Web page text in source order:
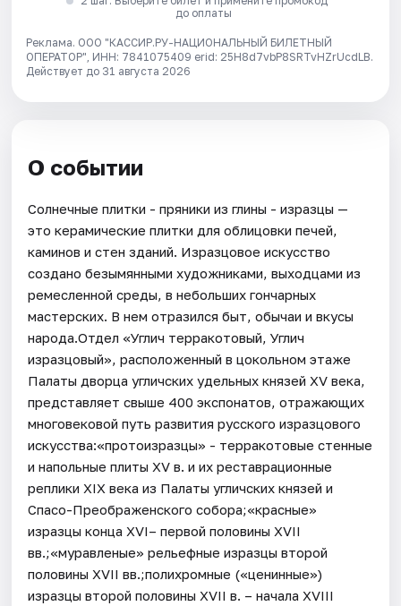
до оплаты
Реклама. ООО "КАССИР.РУ-НАЦИОНАЛЬНЫЙ БИЛЕТНЫЙ
ОПЕРАТОР", ИНН: 7841075409 erid: 25H8d7vbP8SRTvHZrUcdLB.
Действует до 31 августа 2026
О событии
Солнечные плитки - пряники из глины - изразцы —
это керамические плитки для облицовки печей,
каминов и стен зданий. Изразцовое искусство
создано безымянными художниками, выходцами из
ремесленной среды, в небольших гончарных
мастерских. В нем отразился быт, обычаи и вкусы
народа.Отдел «Углич терракотовый, Углич
изразцовый», расположенный в цокольном этаже
Палаты дворца угличских удельных князей XV века,
представляет свыше 400 экспонатов, отражающих
многовековой путь развития русского изразцового
искусства:«протоизразцы» - терракотовые стенные
и напольные плиты XV в. и их реставрационные
реплики XIX века из Палаты угличских князей и
Спасо-Преображенского собора;«красные»
изразцы конца XVI– первой половины XVII
вв.;«муравленые» рельефные изразцы второй
половины XVII вв.;полихромные («ценинные»)
изразцы второй половины XVII в. – начала XVIII